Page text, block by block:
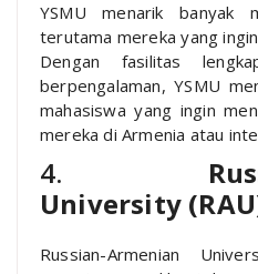
YSMU menarik banyak
terutama mereka yang
Dengan fasilitas
berpengalaman, YSMU
mahasiswa yang ingin
mereka di Armenia atau
4.
University
Russian-Armenian